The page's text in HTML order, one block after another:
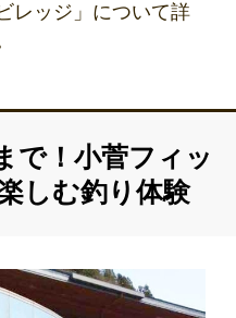
レッジ」について詳
で！小菅フィッ
しむ釣り体験